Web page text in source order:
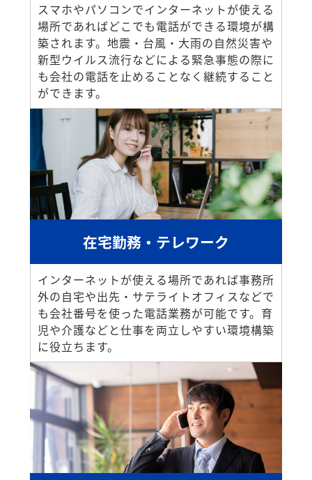
スマホやパソコンでインターネットが使える
場所であればどこでも電話ができる環境が構
築されます。地震・台風・大雨の自然災害や
新型ウイルス流行などによる緊急事態の際に
も会社の電話を止めることなく継続すること
ができます。
在宅勤務・テレワーク
インターネットが使える場所であれば事務所
外の自宅や出先・サテライトオフィスなどで
も会社番号を使った電話業務が可能です。育
児や介護などと仕事を両立しやすい環境構築
に役立ちます。